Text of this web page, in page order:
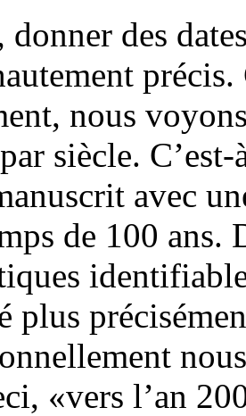
des
nous
siècle.
avec
de 100 ans.
plus
«vers l’an